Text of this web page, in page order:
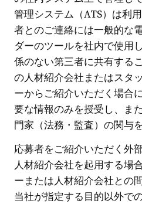
管理システム（ATS）は利
者とのご連絡には一般的な
ダーのツールを社内で使用
係のない第三者に共有する
の人材紹介会社またはスタ
ーからご紹介いただく場合
要な情報のみを授受し、ま
門家（法務・監査）の関与
応募者をご紹介いただく外
人材紹介会社を起用する場
ーまたは人材紹介会社との
当社が指定する目的以外で